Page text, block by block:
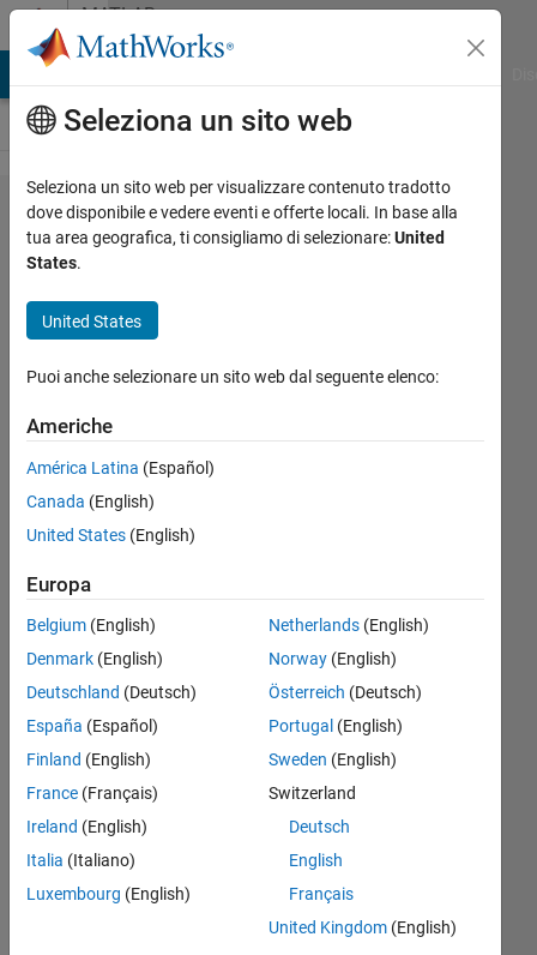
Vai al contenutoMATLAB
Answers
How to
find
of a pixel
in binary
image?
Meshooo
14 Set
2016
1
Risposta
Risposta
accettata
Aggiornato
16 Set
27
Visualizzazioni
Seleziona un sito web
Seleziona un sito web per visualizzare contenuto tradotto
dove disponibile e vedere eventi e offerte locali. In base alla
tua area geografica, ti consigliamo di selezionare:United
States.
United States
Puoi anche selezionare un sito web dal seguente elenco:
Americhe
América Latina (Español)
Canada (English)
United States (English)
Europa
Belgium (English)
Denmark (English)
Deutschland (Deutsch)
España (Español)
Finland (English)
France (Français)
Ireland (English)
Italia (Italiano)
Luxembourg (English)
Netherlands(English)
Norway(English)
Österreich (Deutsch)
Portugal (English)
Sweden (English)
Switzerland
Deutsch
English
Français
United Kingdom(English)